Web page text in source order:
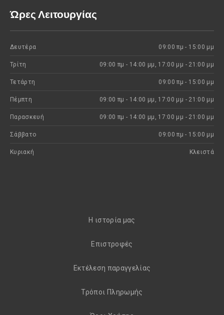
Ώρες Λειτουργίας
Δευτέρα 09:00 πμ - 15:00 μμ
Τρίτη 09:00 πμ - 14:00 μμ, 17:00 μμ - 21:00 μμ
Τετάρτη 09:00 πμ - 15:00 μμ
Πέμπτη 09:00 πμ - 14:00 μμ, 17:00 μμ - 21:00 μμ
Παρασκευή 09:00 πμ - 14:00 μμ, 17:00 μμ - 21:00 μμ
Σάββατο 09:00 πμ - 15:00 μμ
Κυριακή Kλειστά
H ιστορία μας
Eπιστροφές
Εκτέλεση παραγγελίας
Τρόποι Πληρωμής